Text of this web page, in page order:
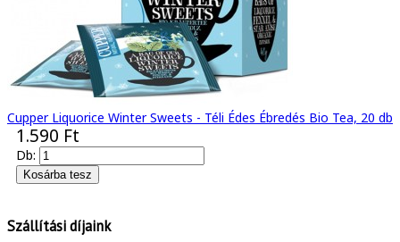
Cupper Liquorice Winter Sweets - Téli Édes Ébredés Bio Tea, 20 db
1.590 Ft
Db:
Szállítási díjaink